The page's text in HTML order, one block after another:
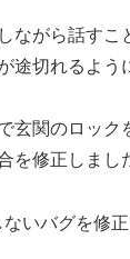
ながら話すこ
途切れるよう
玄関のロック
を修正しまし
いバグを修正